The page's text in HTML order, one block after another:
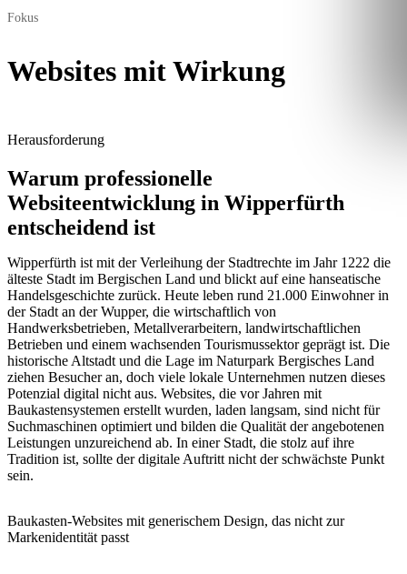
Fokus
Websites mit Wirkung
Herausforderung
Warum professionelle
Websiteentwicklung in Wipperfürth
entscheidend ist
Wipperfürth ist mit der Verleihung der Stadtrechte im Jahr 1222 die
älteste Stadt im Bergischen Land und blickt auf eine hanseatische
Handelsgeschichte zurück. Heute leben rund 21.000 Einwohner in
der Stadt an der Wupper, die wirtschaftlich von
Handwerksbetrieben, Metallverarbeitern, landwirtschaftlichen
Betrieben und einem wachsenden Tourismussektor geprägt ist. Die
historische Altstadt und die Lage im Naturpark Bergisches Land
ziehen Besucher an, doch viele lokale Unternehmen nutzen dieses
Potenzial digital nicht aus. Websites, die vor Jahren mit
Baukastensystemen erstellt wurden, laden langsam, sind nicht für
Suchmaschinen optimiert und bilden die Qualität der angebotenen
Leistungen unzureichend ab. In einer Stadt, die stolz auf ihre
Tradition ist, sollte der digitale Auftritt nicht der schwächste Punkt
sein.
Baukasten-Websites mit generischem Design, das nicht zur
Markenidentität passt